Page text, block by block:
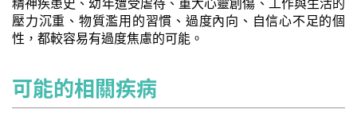
壓力沉重、物質濫用的習慣、過度內向、自信心不足的個
性，都較容易有過度焦慮的可能。
可能的相關疾病